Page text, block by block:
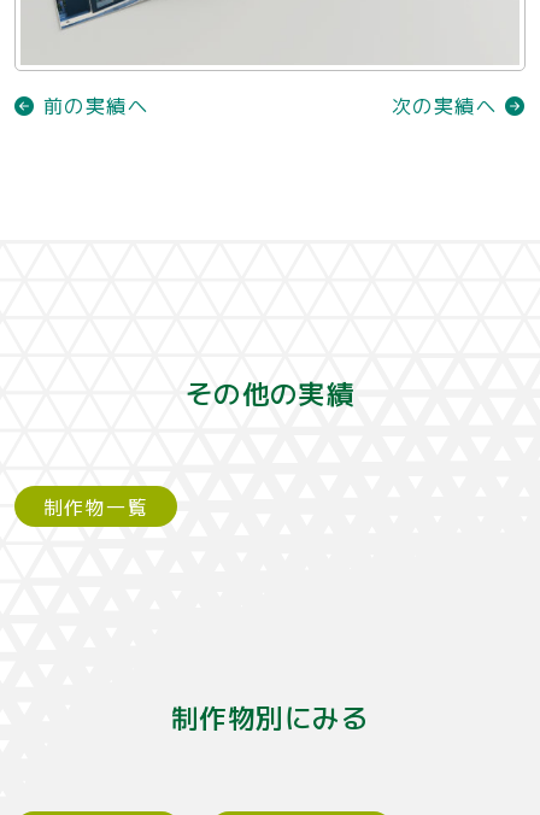
前の実績へ 次の実績へ
その他の実績
制作物一覧
制作物別にみる